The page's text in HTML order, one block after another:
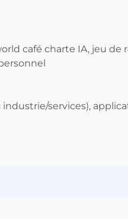
café charte IA, jeu de
services),